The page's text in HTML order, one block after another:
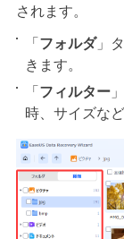
されます。
「フォルダ」
きます。
「フィルター
時、サイズな